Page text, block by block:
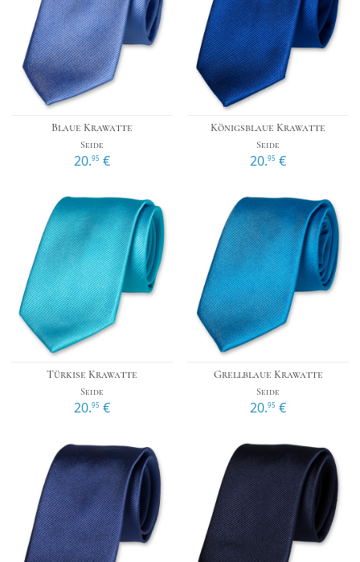
Blaue Krawatte
Seide
20.95 €
Königsblaue Krawatte
Seide
20.95 €
Türkise Krawatte
Seide
20.95 €
Grellblaue Krawatte
Seide
20.95 €